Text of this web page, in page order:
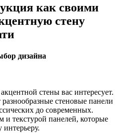
как своими
стену
дизайна
стены вас интересует.
разнообразные стеновые панели
до современных.
и текстурой панелей, которые
интерьеру.